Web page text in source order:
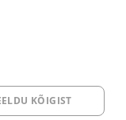
KÕIGIST